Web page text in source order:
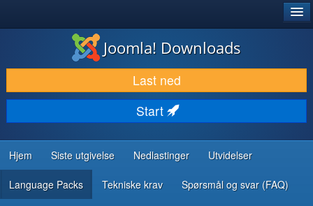
LAST NED & UTVID
OPPDAG & LÆR
SAMFUNN & BRUKERSTØTTE
UTVIKLINGSRESSURSER
Joomla! Downloads
Last ned
Start
Hjem Siste utgivelse Nedlastinger Utvidelser
Language Packs Tekniske krav Spørsmål og svar (FAQ)